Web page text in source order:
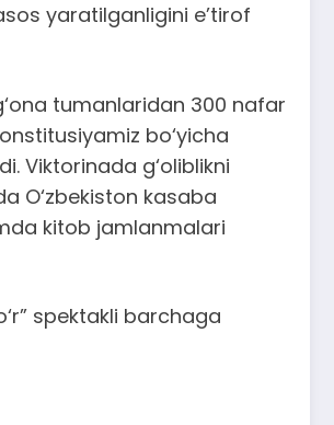
yaratilganligini e’tirof
tumanlaridan 300 nafar
bo‘yicha
Viktorinada g‘oliblikni
O‘zbekiston kasaba
kitob jamlanmalari
spektakli barchaga